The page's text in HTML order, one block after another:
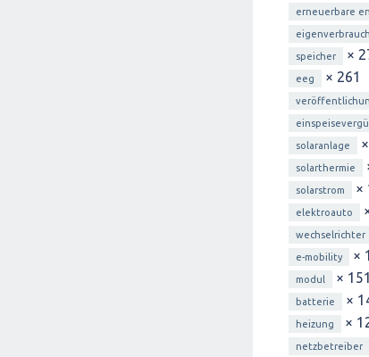
erneuerbare
eigenverbrauch
speicher ×
eeg × 261
solaranlage
solarthermie
solarstrom ×
elektroauto
wechselrichter
e-mobility ×
modul × 151
batterie ×
heizung ×
netzbetreiber